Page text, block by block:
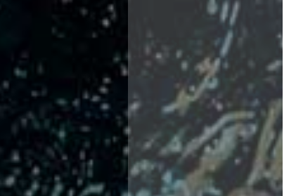
Protezione Civile
Qualità
Sostenibilità
Privacy
Cookie Policy
Archivio News
Flash News
Galleria fotografica
Videogallery
Intranet